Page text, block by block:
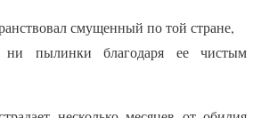
смущенный по той стране,
пылинки благодаря ее чистым